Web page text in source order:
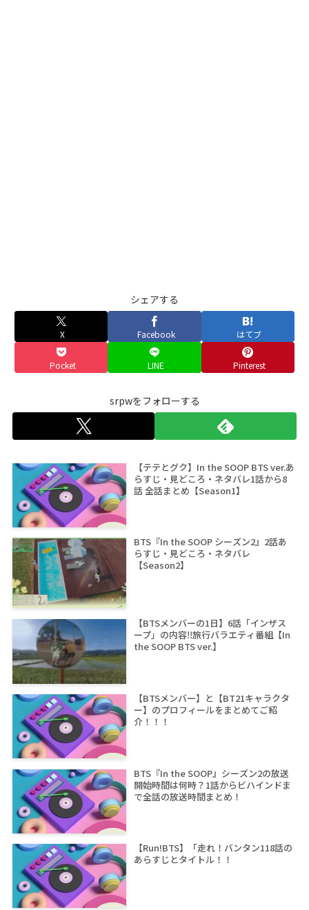
シェアする
X Facebook はてブ
Pocket LINE Pinterest
srpwをフォローする
【テテとグク】In the SOOP BTS ver.あ
らすじ・見どころ・ネタバレ1話から8
話 全話まとめ【Season1】
BTS『In the SOOP シーズン2』2話あ
らすじ・見どころ・ネタバレ
【Season2】
【BTSメンバーの1日】6話「インザス
ープ」の内容‼旅行バラエティ番組【In
the SOOP BTS ver.】
【BTSメンバー】と【BT21キャラクタ
ー】のプロフィールをまとめてご紹
介！！！
BTS『In the SOOP』シーズン2の放送
開始時間は何時？1話からビハインドま
で全話の放送時間まとめ！
【Run!BTS】「走れ！バンタン118話の
あらすじとタイトル！！